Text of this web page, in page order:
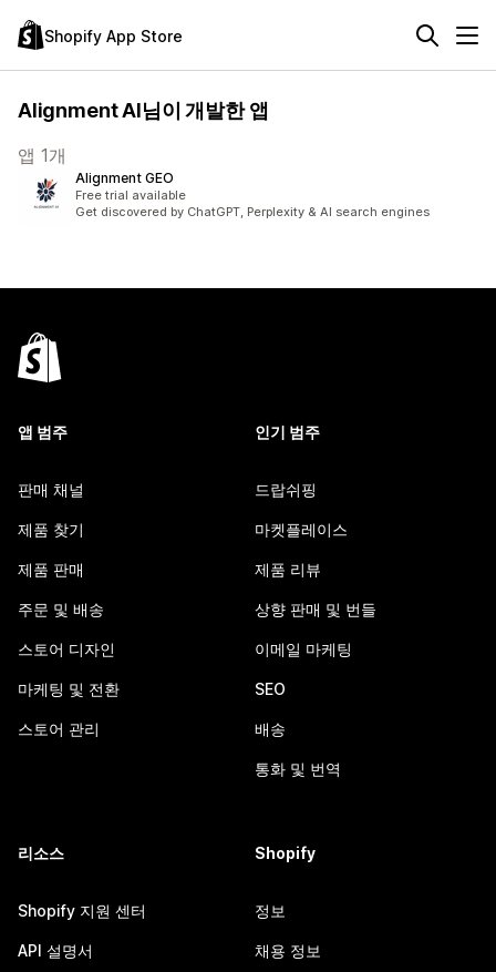
Shopify App Store
Alignment AI님이 개발한 앱
앱 1개
Alignment GEO
Free trial available
Get discovered by ChatGPT, Perplexity & AI search engines
앱 범주
판매 채널
제품 찾기
제품 판매
주문 및 배송
스토어 디자인
마케팅 및 전환
스토어 관리
인기 범주
드랍쉬핑
마켓플레이스
제품 리뷰
상향 판매 및 번들
이메일 마케팅
SEO
배송
통화 및 번역
리소스
Shopify 지원 센터
API 설명서
Shopify
정보
채용 정보